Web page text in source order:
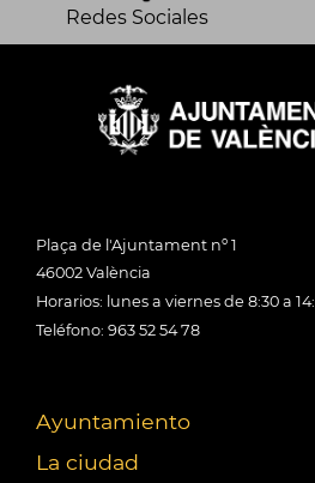
Redes Sociales
Plaça de l'Ajuntament nº 1
46002 València
Horarios: lunes a viernes de 8:30 a
Teléfono: 963 52 54 78
Ayuntamiento
La ciudad